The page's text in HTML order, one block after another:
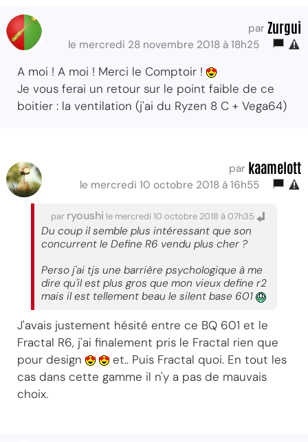
par Zurgui
le mercredi 28 novembre 2018 à 18h25
A moi ! A moi ! Merci le Comptoir !
Je vous ferai un retour sur le point faible de ce
boitier : la ventilation (j'ai du Ryzen 8 C + Vega64)
par kaamelott
le mercredi 10 octobre 2018 à 16h55
par ryoushi le mercredi 10 octobre 2018 à 07h35
Du coup il semble plus intéressant que son
concurrent le Define R6 vendu plus cher ?
Perso j'ai tjs une barrière psychologique à me
dire qu'il est plus gros que mon vieux define r2
mais il est tellement beau le silent base 601
J'avais justement hésité entre ce BQ 601 et le
Fractal R6, j'ai finalement pris le Fractal rien que
pour design
et.. Puis Fractal quoi. En tout les
cas dans cette gamme il n'y a pas de mauvais
choix.